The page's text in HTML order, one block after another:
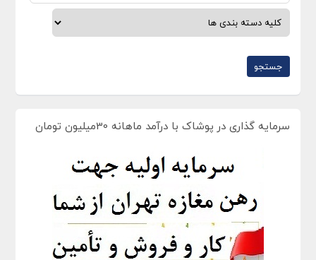
سرمایه گذاری در پوشاک با درآمد ماهانه 30میلیون تومان